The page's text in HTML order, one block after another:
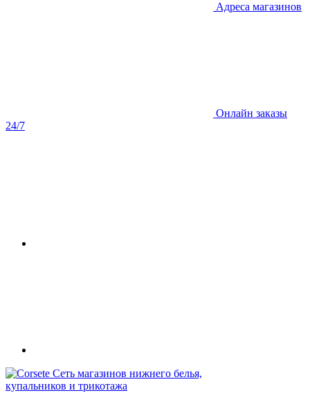
Адреса магазинов
Онлайн заказы
24/7
Сеть магазинов нижнего белья,
купальников и трикотажа